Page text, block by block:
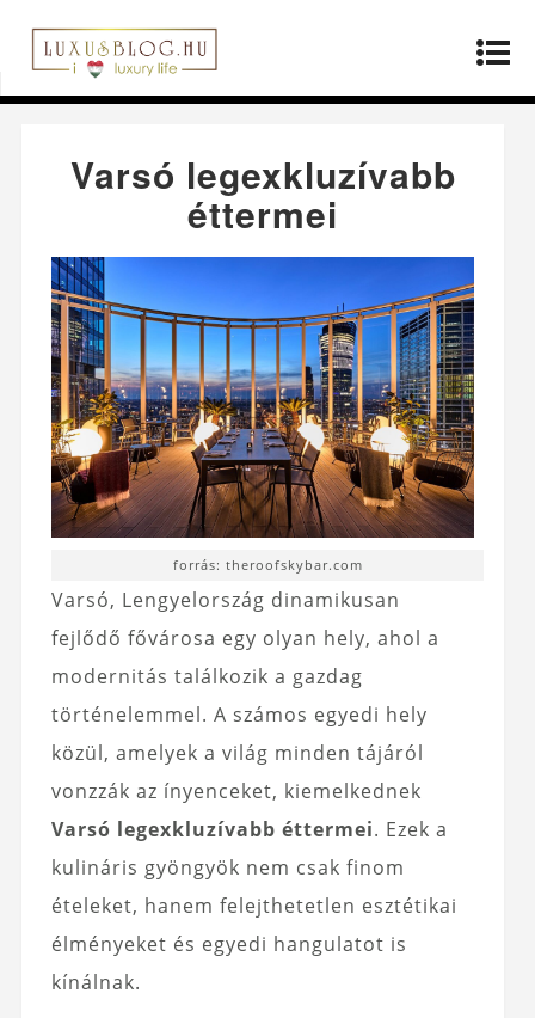
Kezdőlap»Életmód
éttermei
Varsó legexkluzívabb
éttermei
forrás: theroofskybar.com
Varsó, Lengyelország dinamikusan
fejlődő fővárosa egy olyan hely, ahol a
modernitás találkozik a gazdag
történelemmel. A számos egyedi hely
közül, amelyek a világ minden tájáról
vonzzák az ínyenceket, kiemelkednek
Varsó legexkluzívabb éttermei. Ezek a
kulináris gyöngyök nem csak finom
ételeket, hanem felejthetetlen esztétikai
élményeket és egyedi hangulatot is
kínálnak.